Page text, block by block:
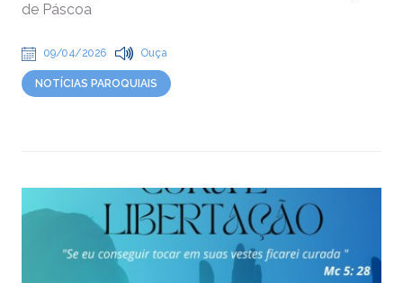
de Páscoa
09/04/2026 Ouça
NOTÍCIAS PAROQUIAIS